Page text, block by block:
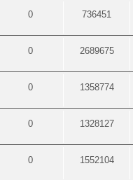
0 736451
0 2689675
0 1358774
0 1328127
0 1552104